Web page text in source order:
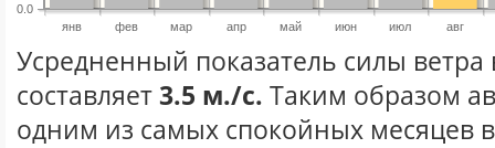
янв фев мар апр май июн июл авг
0.0
Усредненный показатель силы ветра
составляет3.5 м./с. Таким образом
одним из самых спокойных месяцев